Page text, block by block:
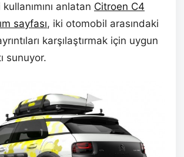
anlatan Citroen C4
sayfası, iki otomobil arasındaki
karşılaştırmak için uygun
sunuyor.